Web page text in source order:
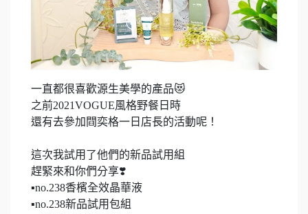
一直都很喜歡源生美學的產品😻
之前2021VOGUE風格野餐日時
還有去參加閰奕格一日店長的活動呢！
這次我試用了他們的新品試用組
趕緊來和你們分享❣️
▪️no.238香檳全效晶華液
▪️no.238新品試用包組